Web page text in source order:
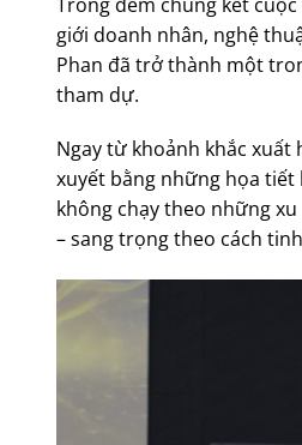
giới doanh nhân, nghệ
Phan đã trở thành một
tham dự.
Ngay từ khoảnh khắc
xuyết bằng những họa tiết
không chạy theo những
– sang trọng theo cách